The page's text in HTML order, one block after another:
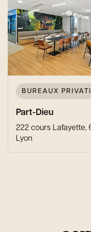
BUREAUX
Part-Dieu
222 cours Lafayette,
Lyon